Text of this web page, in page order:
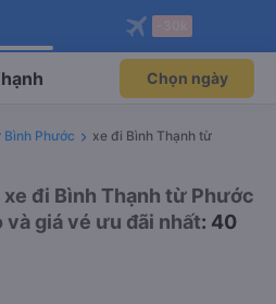
ngay!
thành viên độc
Mở app
đặt vé máy bay qua
Mở app
Chọn ngày
Bình Phước
xe đi Bình Thạnh từ
đi Bình Thạnh từ Phước
giá vé ưu đãi nhất: 40